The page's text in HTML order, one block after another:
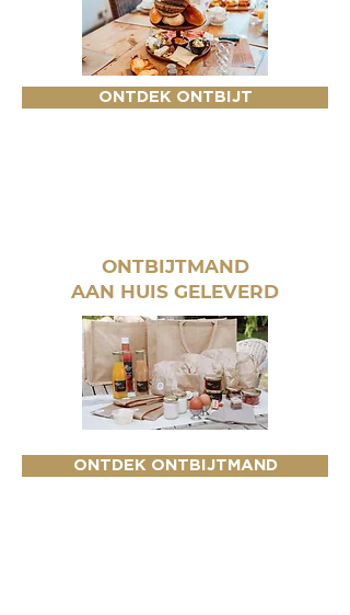
ONTDEK ONTBIJT
ONTBIJTMAND
AAN HUIS GELEVERD
ONTDEK ONTBIJTMAND